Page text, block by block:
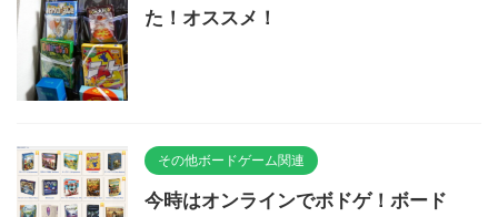
た！オススメ！
その他ボードゲーム関連
今時はオンラインでボドゲ！ボード